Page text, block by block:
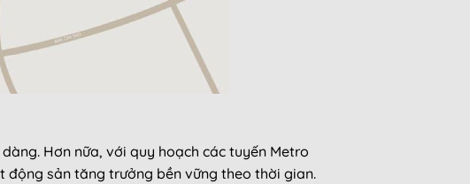
Hơn nữa, với quy hoạch các tuyến Metro
động sản tăng trưởng bền vững theo thời gian.